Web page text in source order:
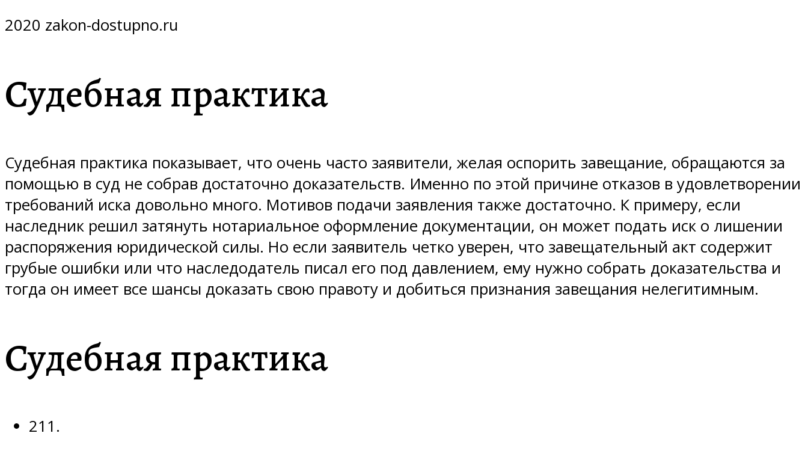
2020 zakon-dostupno.ru
Судебная практика
Судебная практика показывает, что очень часто заявители, желая оспорить завещание, обращаются за
помощью в суд не собрав достаточно доказательств. Именно по этой причине отказов в удовлетворении
требований иска довольно много. Мотивов подачи заявления также достаточно. К примеру, если
наследник решил затянуть нотариальное оформление документации, он может подать иск о лишении
распоряжения юридической силы. Но если заявитель четко уверен, что завещательный акт содержит
грубые ошибки или что наследодатель писал его под давлением, ему нужно собрать доказательства и
тогда он имеет все шансы доказать свою правоту и добиться признания завещания нелегитимным.
Судебная практика
211.